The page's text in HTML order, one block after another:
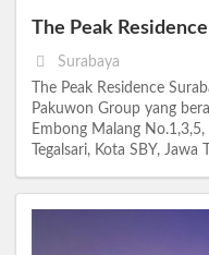
The Peak
Surabaya
The Peak Residence
Pakuwon Group yang
Embong Malang
Tegalsari, Kota SBY, Jawa